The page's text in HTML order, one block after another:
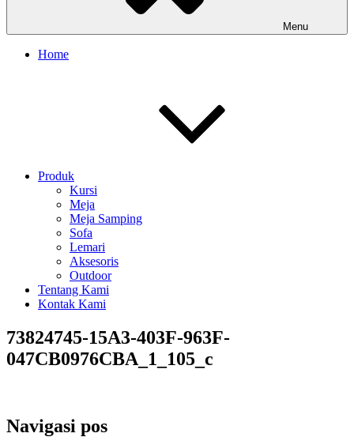
Menu
Home
Produk
Kursi
Meja
Meja Samping
Sofa
Lemari
Aksesoris
Outdoor
Tentang Kami
Kontak Kami
73824745-15A3-403F-963F-
047CB0976CBA_1_105_c
Navigasi pos